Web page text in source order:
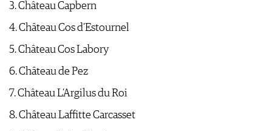
3. Château Capbern
4. Château Cos d’Estournel
5. Château Cos Labory
6. Château de Pez
7. Château L’Argilus du Roi
8. Château Laffitte Carcasset